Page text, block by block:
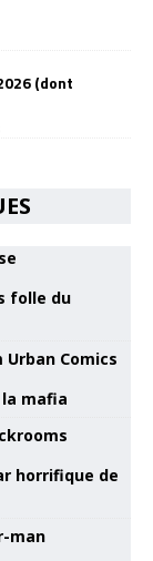
(dont
folle du
la mafia
horrifique de